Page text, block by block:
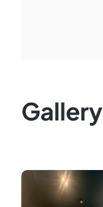
Gallery